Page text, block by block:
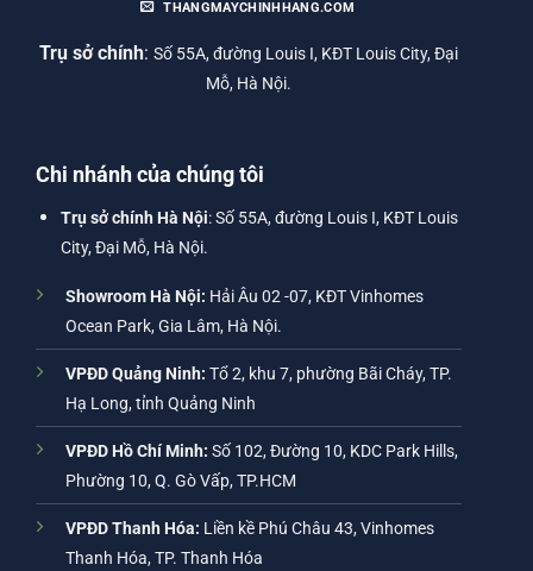
THANGMAYCHINHHANG.COM
Trụ sở chính: Số 55A, đường Louis I, KĐT Louis City, Đại
Mỗ, Hà Nội.
Chi nhánh của chúng tôi
Trụ sở chính Hà Nội: Số 55A, đường Louis I, KĐT Louis
City, Đại Mỗ, Hà Nội.
Showroom Hà Nội: Hải Âu 02 -07, KĐT Vinhomes
Ocean Park, Gia Lâm, Hà Nội.
VPĐD Quảng Ninh: Tổ 2, khu 7, phường Bãi Cháy, TP.
Hạ Long, tỉnh Quảng Ninh
VPĐD Hồ Chí Minh: Số 102, Đường 10, KDC Park Hills,
Phường 10, Q. Gò Vấp, TP.HCM
VPĐD Thanh Hóa: Liền kề Phú Châu 43, Vinhomes
Thanh Hóa, TP. Thanh Hóa